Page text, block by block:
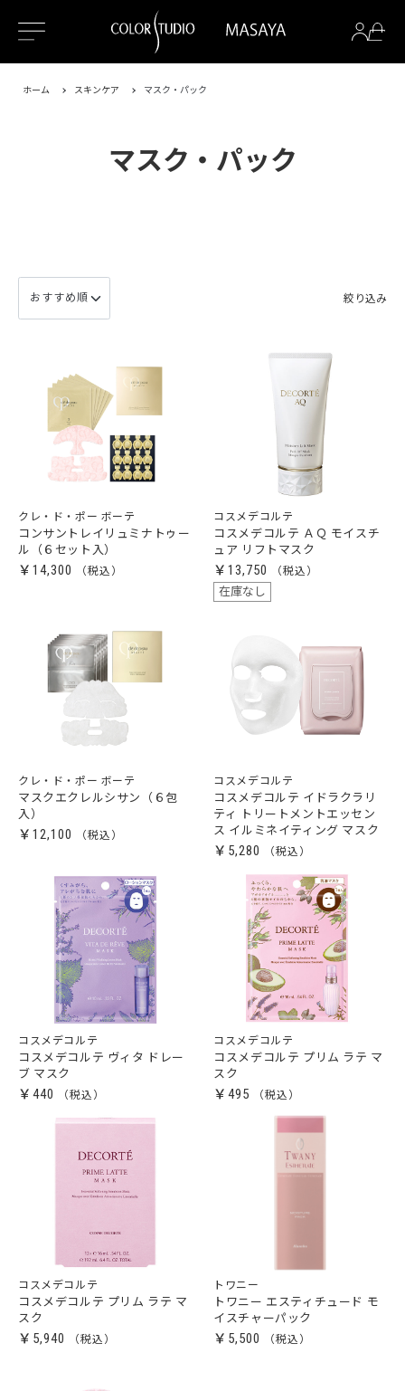
ホーム スキンケア マスク・パック
マスク・パック
絞り込み
クレ・ド・ポー ボーテ
コンサントレイリュミナトゥー
ル（６セット入）
￥14,300
コスメデコルテ
コスメデコルテ ＡＱ モイスチ
ュア リフトマスク
￥13,750
在庫なし
クレ・ド・ポー ボーテ
マスクエクレルシサン（６包
入）
￥12,100
コスメデコルテ
コスメデコルテ イドラクラリ
ティ トリートメントエッセン
ス イルミネイティング マスク
￥5,280
コスメデコルテ
コスメデコルテ ヴィタ ドレー
ブ マスク
￥440
コスメデコルテ
コスメデコルテ プリム ラテ マ
スク
￥495
コスメデコルテ
コスメデコルテ プリム ラテ マ
スク
￥5,940
トワニー
トワニー エスティチュード モ
イスチャーパック
￥5,500